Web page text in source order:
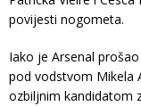
povijesti nogometa.
Iako je Arsenal
pod vodstvom Mikela
ozbiljnim kandidatom